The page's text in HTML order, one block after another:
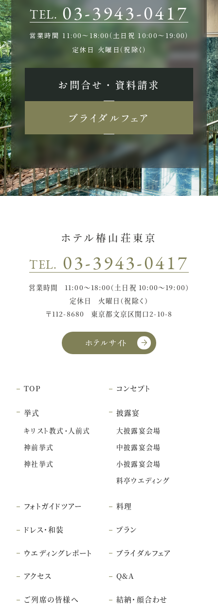
TEL. 03-3943-0417
営業時間 11:00〜18:00（土日祝 10:00〜19:00）
定休日 火曜日（祝除く）
お問合せ ・ 資料請求
ブライダルフェア
ホテル椿山荘東京
TEL. 03-3943-0417
営業時間
11:00〜18:00（土日祝 10:00〜19:00）
定休日
火曜日（祝除く）
〒112-8680
東京都文京区関口2-10-8
ホテルサイト
TOP コンセプト
挙式
キリスト教式・人前式
神前挙式
神社挙式
披露宴
大披露宴会場
中披露宴会場
小披露宴会場
料亭ウエディング
フォトガイドツアー 料理
ドレス・和装 プラン
ウエディングレポート ブライダルフェア
アクセス Q&A
ご列席の皆様へ 結納・顔合わせ